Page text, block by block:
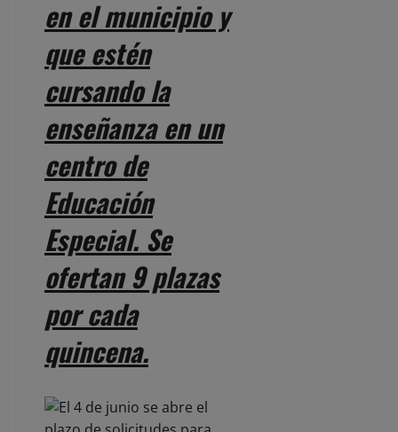
en el municipio y
que estén
cursando la
enseñanza en un
centro de
Educación
Especial. Se
ofertan 9 plazas
por cada
quincena.